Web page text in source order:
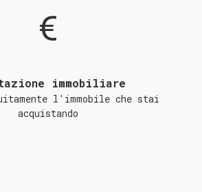
immobiliare
l'immobile che stai
acquistando